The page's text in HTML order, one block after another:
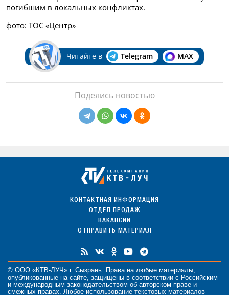
погибшим в локальных конфликтах.
фото: ТОС «Центр»
Читайте в Telegram MAX
Поделись новостью
КОНТАКТНАЯ ИНФОРМАЦИЯ
ОТДЕЛ ПРОДАЖ
ВАКАНСИИ
ОТПРАВИТЬ МАТЕРИАЛ
© ООО «КТВ-ЛУЧ» г. Сызрань. Права на любые материалы,
опубликованные на сайте, защищены в соответствии с Российским
и международным законодательством об авторском праве и
смежных правах. Любое использование текстовых материалов